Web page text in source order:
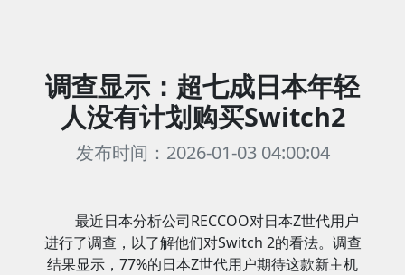
调查显示：超七成日本年轻
人没有计划购买Switch2
发布时间：2026-01-03 04:00:04
最近日本分析公司RECCOO对日本Z世代用户
进行了调查，以了解他们对Switch 2的看法。调查
结果显示，77%的日本Z世代用户期待这款新主机